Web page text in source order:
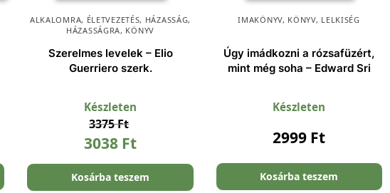
ALKALOMRA, ÉLETVEZETÉS, HÁZASSÁG,
HÁZASSÁGRA, KÖNYV
Szerelmes levelek – Elio
Guerriero szerk.
Készleten
3375Ft
3038 Ft
Kosárba teszem
IMAKÖNYV, KÖNYV, LELKISÉG
Úgy imádkozni a rózsafüzért,
mint még soha – Edward Sri
Készleten
2999 Ft
Kosárba teszem